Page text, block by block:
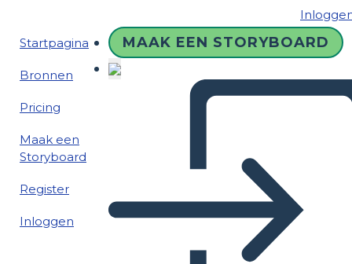
Startpagina
Bronnen
Pricing
Maak een
Storyboard
Register
Inloggen
MAAK EEN STORYBOARD